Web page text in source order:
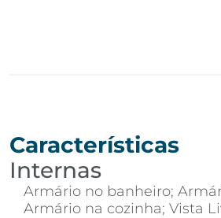
Características
Internas
Armário no banheiro;
Armário na cozinha; Vista